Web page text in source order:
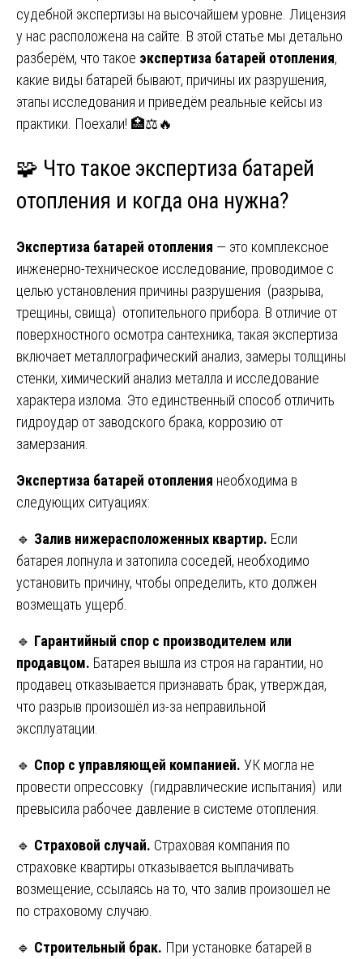
судебной экспертизы на высочайшем уровне. Лицензия
у нас расположена на сайте. В этой статье мы детально
разберём, что такое экспертиза батарей отопления,
какие виды батарей бывают, причины их разрушения,
этапы исследования и приведём реальные кейсы из
практики. Поехали! 🏥⚖️🔥
🧩 Что такое экспертиза батарей
отопления и когда она нужна?
Экспертиза батарей отопления — это комплексное
инженерно-техническое исследование, проводимое с
целью установления причины разрушения (разрыва,
трещины, свища) отопительного прибора. В отличие от
поверхностного осмотра сантехника, такая экспертиза
включает металлографический анализ, замеры толщины
стенки, химический анализ металла и исследование
характера излома. Это единственный способ отличить
гидроудар от заводского брака, коррозию от
замерзания.
Экспертиза батарей отопления необходима в
следующих ситуациях:
🔹 Залив нижерасположенных квартир. Если
батарея лопнула и затопила соседей, необходимо
установить причину, чтобы определить, кто должен
возмещать ущерб.
🔹 Гарантийный спор с производителем или
продавцом. Батарея вышла из строя на гарантии, но
продавец отказывается признавать брак, утверждая,
что разрыв произошёл из-за неправильной
эксплуатации.
🔹 Спор с управляющей компанией. УК могла не
провести опрессовку (гидравлические испытания) или
превысила рабочее давление в системе отопления.
🔹 Страховой случай. Страховая компания по
страховке квартиры отказывается выплачивать
возмещение, ссылаясь на то, что залив произошёл не
по страховому случаю.
🔹 Строительный брак. При установке батарей в